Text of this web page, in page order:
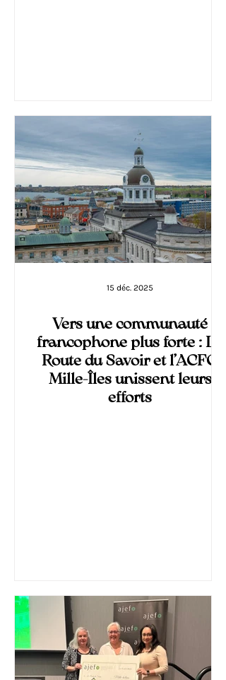
Vers une communauté
francophone plus forte : La
Route du Savoir et l’ACFO
Mille-Îles unissent leurs
efforts
15 déc. 2025